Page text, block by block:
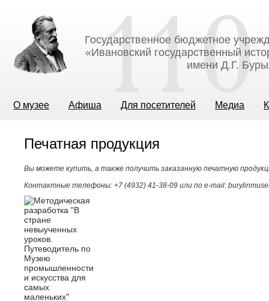
Государственное бюджетное
«Ивановский государственный
имени Д.Г.
О музее Афиша Для посетителей Медиа
Печатная продукция
Вы можете купить, а также получить заказанную печатную
Контактные телефоны: +7 (4932) 41-38-09 или по e-mail: